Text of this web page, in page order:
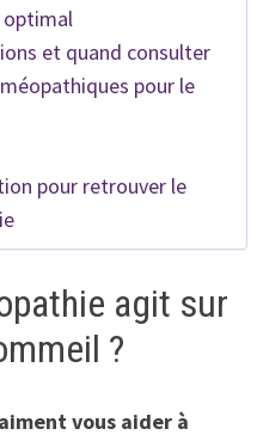
optimal
et quand consulter
pour le
pour retrouver le
agit sur
?
vous aider à